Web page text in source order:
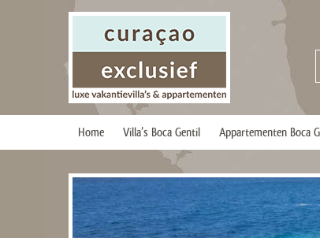
Home Villa’s Boca Gentil Appartementen Boca